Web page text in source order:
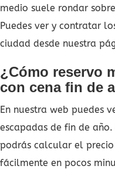
medio suele rondar
Puedes ver y contratar
ciudad desde nuestra
¿Cómo reservo
con cena fin de
En nuestra web puedes
escapadas de fin de
podrás calcular el
fácilmente en pocos